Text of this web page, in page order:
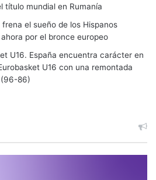
título mundial en Rumanía
el sueño de los Hispanos
por el bronce europeo
U16. España encuentra carácter en
U16 con una remontada
(96-86)